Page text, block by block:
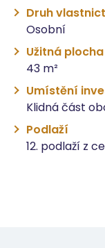
Druh
Osobní
Užitná plocha
43 m²
Umístění
Klidná část
Podlaží
12. podlaží z